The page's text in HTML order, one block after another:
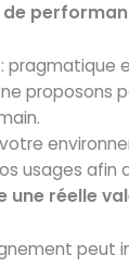
pragmatique
proposons
usages afin
une réelle
peut